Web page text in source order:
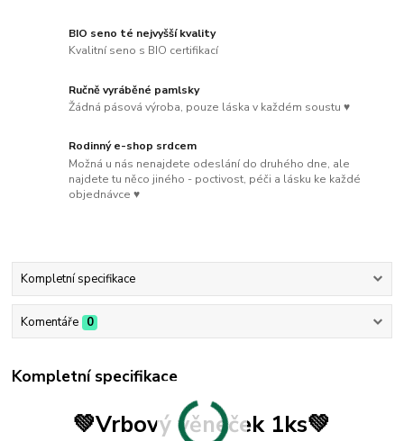
BIO seno té nejvyšší kvality
Kvalitní seno s BIO certifikací
Ručně vyráběné pamlsky
Žádná pásová výroba, pouze láska v každém soustu ♥
Rodinný e-shop srdcem
Možná u nás nenajdete odeslání do druhého dne, ale
najdete tu něco jiného - poctivost, péči a lásku ke každé
objednávce ♥
Kompletní specifikace
Komentáře 0
Kompletní specifikace
💚Vrbový věneček 1ks💚